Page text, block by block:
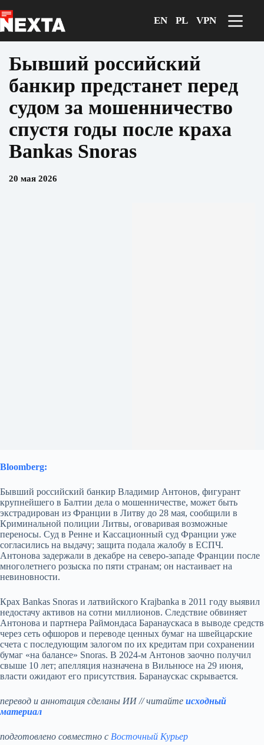
к
сути
EN PL VPN
Бывший российский
банкир предстанет перед
судом за мошенничество
спустя годы после краха
Bankas Snoras
20 мая 2026
Bloomberg:
Бывший российский банкир Владимир Антонов, фигурант
крупнейшего в Балтии дела о мошенничестве, может быть
экстрадирован из Франции в Литву до 28 мая, сообщили в
Криминальной полиции Литвы, оговаривая возможные
переносы. Суд в Ренне и Кассационный суд Франции уже
согласились на выдачу; защита подала жалобу в ЕСПЧ.
Антонова задержали в декабре на северо‑западе Франции после
многолетнего розыска по пяти странам; он настаивает на
невиновности.
Крах Bankas Snoras и латвийского Krajbanka в 2011 году выявил
недостачу активов на сотни миллионов. Следствие обвиняет
Антонова и партнера Раймондаса Баранаускаса в выводе средств
через сеть офшоров и переводе ценных бумаг на швейцарские
счета с последующим залогом по их кредитам при сохранении
бумаг «на балансе» Snoras. В 2024-м Антонов заочно получил
свыше 10 лет; апелляция назначена в Вильнюсе на 29 июня,
власти ожидают его присутствия. Баранаускас скрывается.
перевод и аннотация сделаны ИИ // читайте исходный
материал
подготовлено совместно с Восточный Курьер